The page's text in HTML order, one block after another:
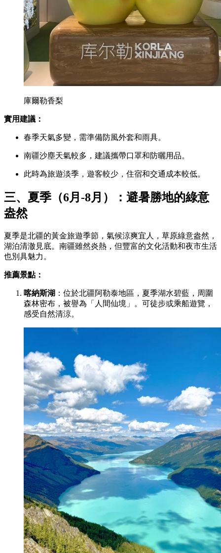
庫爾勒香梨
實用建議：
春季天氣多變，需準備防風外套和雨具。
南疆沙塵天氣較多，建議攜帶口罩和防曬用品。
此時為旅遊淡季，遊客較少，住宿和交通成本較低。
三、夏季（6月-8月）：避暑勝地的綠意
盎然
夏季是北疆的黃金旅遊季節，氣候涼爽宜人，草原綠意盎然，
湖泊清澈見底。南疆雖然炎熱，但豐富的文化活動和夜市生活
也別具魅力。
推薦景點：
喀納斯湖 ：位於北疆阿勒泰地區，夏季湖水碧藍，周圍
森林密布，被譽為「人間仙境」。可徒步或乘船遊覽，
感受自然清涼。